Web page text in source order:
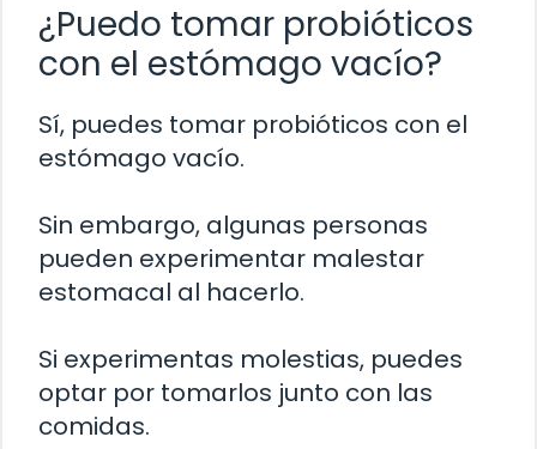
¿Puedo tomar probióticos
con el estómago vacío?
Sí, puedes tomar probióticos con el
estómago vacío.
Sin embargo, algunas personas
pueden experimentar malestar
estomacal al hacerlo.
Si experimentas molestias, puedes
optar por tomarlos junto con las
comidas.